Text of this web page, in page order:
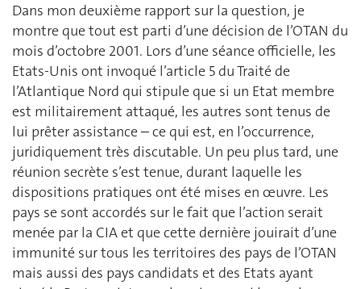
Dans mon deuxième rapport sur la question, je
montre que tout est parti d’une décision de l’OTAN du
mois d’octobre 2001. Lors d’une séance officielle, les
Etats-Unis ont invoqué l’article 5 du Traité de
l’Atlantique Nord qui stipule que si un Etat membre
est militairement attaqué, les autres sont tenus de
lui prêter assistance – ce qui est, en l’occurrence,
juridiquement très discutable. Un peu plus tard, une
réunion secrète s’est tenue, durant laquelle les
dispositions pratiques ont été mises en œuvre. Les
pays se sont accordés sur le fait que l’action serait
menée par la CIA et que cette dernière jouirait d’une
immunité sur tous les territoires des pays de l’OTAN
mais aussi des pays candidats et des Etats ayant